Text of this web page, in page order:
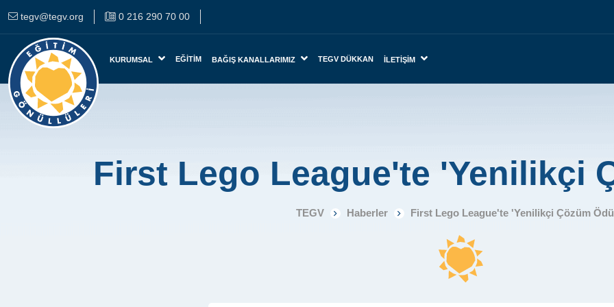
tegv@tegv.org 0 216 290 70 00
KURUMSAL EĞITIM BAĞIŞ KANALLARIMIZ TEGV DÜKKAN İLETIŞIM
First Lego League'te 'Yenilikçi
TEGV Haberler First Lego League'te 'Yenilikçi Çözüm